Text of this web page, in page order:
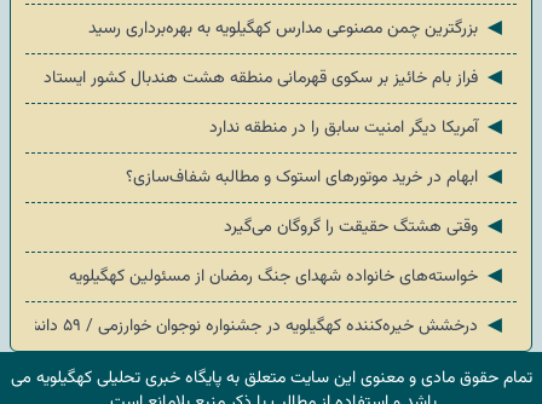
◄ بزرگترین چمن مصنوعی مدارس کهگیلویه به بهره‌برداری رسید
◄ فراز بام خائیز بر سکوی قهرمانی منطقه هشت هندبال کشور ایستاد
◄ آمریکا دیگر امنیت سابق را در منطقه ندارد
◄ ابهام در خرید موتورهای استوک و مطالبه شفاف‌سازی؟
◄ وقتی هشتگ حقیقت را گروگان می‌گیرد
◄ خواسته‌های خانواده شهدای جنگ رمضان از مسئولین کهگیلویه
◄ درخشش خیره‌کننده کهگیلویه در جشنواره نوجوان خوارزمی / ۵۹ دانش‌آموز به مرحله کشوری رسیدند
تمام حقوق مادی و معنوی این سایت متعلق به پایگاه خبری تحلیلی کهگیلویه می